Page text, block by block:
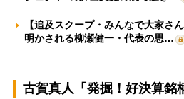
【追及スクープ・みんなで大家さ
明かされる柳瀬健一・代表の思…
古賀真人「発掘！好決算銘